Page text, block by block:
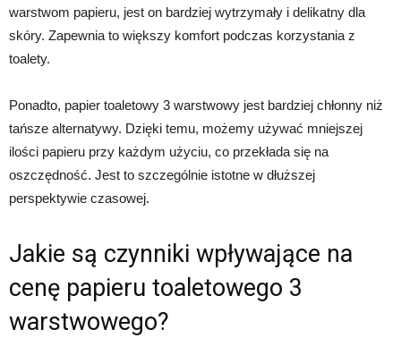
warstwom papieru, jest on bardziej wytrzymały i delikatny dla
skóry. Zapewnia to większy komfort podczas korzystania z
toalety.
Ponadto, papier toaletowy 3 warstwowy jest bardziej chłonny niż
tańsze alternatywy. Dzięki temu, możemy używać mniejszej
ilości papieru przy każdym użyciu, co przekłada się na
oszczędność. Jest to szczególnie istotne w dłuższej
perspektywie czasowej.
Jakie są czynniki wpływające na
cenę papieru toaletowego 3
warstwowego?